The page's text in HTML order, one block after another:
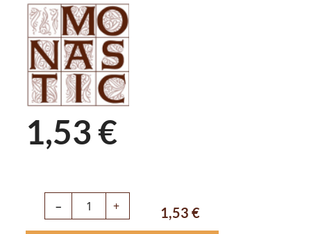
1,53 €
+
− 1,53 €